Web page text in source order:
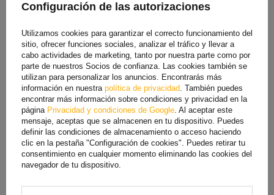
máquinas agrícolas y de construcción, remolques y
semirremolques, ya que cumplen una función de señalización y
garantizan la visibilidad del vehículo en la carretera y en el lugar
de trabajo. Gracias a unas luces traseras correctamente seleccionadas,
puede aumentar significativamente la seguridad tanto del conductor
como del resto de usuarios de la carretera. Estas lámparasson
especialmente importantes en condiciones de visibilidad limitada,
como de noche, niebla o condiciones climáticas difíciles. Para las
máquinas que trabajan en sitios de construcción o en el campo, las luces
traseras informan a otros operadores sobre la ubicación del vehículo,
minimizando el riesgo de colisión. El uso de luces traseras de alta
calidad no solo cumple con los requisitos legales, sino que también
funcionamiento exigentes.
Configuración de las autorizaciones
Utilizamos cookies para garantizar el correcto funcionamiento del
sitio, ofrecer funciones sociales, analizar el tráfico y llevar a
cabo actividades de marketing, tanto por nuestra parte como por
parte de nuestros Socios de confianza. Las cookies también se
utilizan para personalizar los anuncios. Encontrarás más
información en nuestra política de privacidad. También puedes
encontrar más información sobre condiciones y privacidad en la
página Privacidad y condiciones de Google. Al aceptar este
mensaje, aceptas que se almacenen en tu dispositivo. Puedes
definir las condiciones de almacenamiento o acceso haciendo
clic en la pestaña "Configuración de cookies". Puedes retirar tu
consentimiento en cualquier momento eliminando las cookies del
navegador de tu dispositivo.